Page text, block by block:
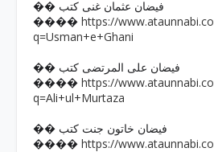
�� فیضان عثمان غنی کتب
���� https://
q=Usman+e+Ghani
�� فیضان علی المرتضی کتب
���� https://
q=Ali+ul+Murtaza
�� فیضان خاتون جنت کتب
���� https://